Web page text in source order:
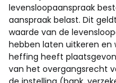
levensloopaanspraak
aanspraak belast. Dit
waarde van de
hebben laten uitkeren en
heffing heeft
van het overgangsrecht